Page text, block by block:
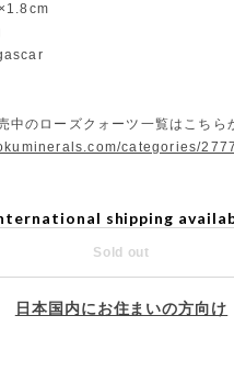
のローズクォーツ一覧はこち
categories/
shipping
Sold out
日本国内にお住まいの方向け